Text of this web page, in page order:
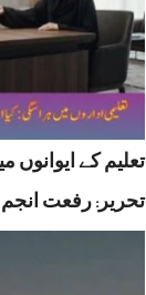
تعلیم کے
تحریر: رفعت انجم